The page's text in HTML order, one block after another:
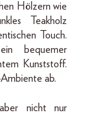
Hölzern wie
Teakholz
Touch.
bequemer
Kunststoff.
ab.
nicht nur